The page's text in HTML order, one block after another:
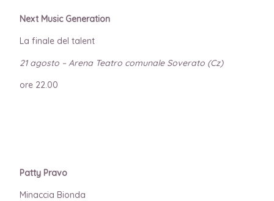
Next Music Generation
La finale del talent
21 agosto – Arena Teatro comunale Soverato (Cz)
ore 22.00
Patty Pravo
Minaccia Bionda